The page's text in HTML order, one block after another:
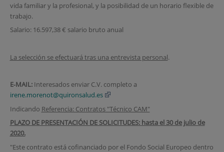
vida familiar y la profesional, y la posibilidad de un horario flexible de
trabajo.
Salario: 16.597,38 € salario bruto anual
La selección se efectuará tras una entrevista personal.
E‐MAIL: Interesados enviar C.V. completo a
irene.morenot@quironsalud.es
Indicando Referencia: Contratos "Técnico CAM"
PLAZO DE PRESENTACIÓN DE SOLICITUDES: hasta el 30 de julio de
2020.
"Este contrato está cofinanciado por el Fondo Social Europeo dentro